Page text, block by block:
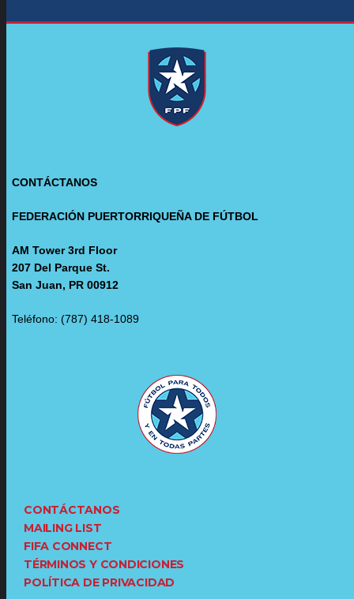
CONTÁCTANOS
FEDERACIÓN PUERTORRIQUEÑA DE FÚTBOL
AM Tower 3rd Floor
207 Del Parque St.
San Juan, PR 00912
Teléfono: (787) 418-1089
CONTÁCTANOS
MAILING LIST
FIFA CONNECT
TÉRMINOS Y CONDICIONES
POLÍTICA DE PRIVACIDAD